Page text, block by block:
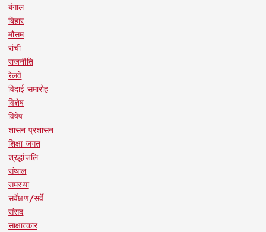
बंगाल
बिहार
मौसम
रांची
राजनीति
रेलवे
विदाई समारोह
विशेष
विषेष
शासन प्रशासन
शिक्षा जगत
श्रद्धांजलि
संथाल
समस्या
सर्वेक्षण/सर्वे
संसद
साक्षात्कार